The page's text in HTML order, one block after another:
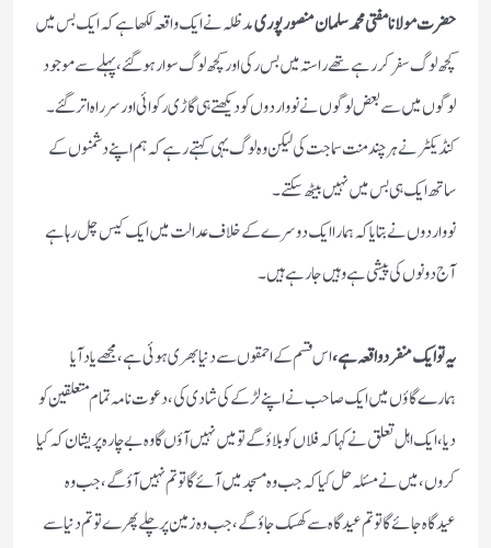
حضرت مولانا مفتی محمد سلمان منصور پوریمدظلہ نے ایک واقعہ لکھا ہے کہ ایک بس میں
کچھ لوگ سفر کررہے تھے راستہ میں بس رکی اور کچھ لوگ سوار ہوگئے، پہلے سے موجود
لوگوں میں سے بعض لوگوں نے نو واردوں کو دیکھتے ہی گاڑی رکوائی اور سر راہ اترگئے۔
کنڈیکٹر نے ہرچند منت سماجت کی لیکن وہ لوگ یہی کہتے رہے کہ ہم اپنے دشمنوں کے
ساتھ ایک ہی بس میں نہیں بیٹھ سکتے۔
نوواردوں نے بتایا کہ ہمارا ایک دوسرے کے خلاف عدالت میں ایک کیس چل رہا ہے
آج دونوں کی پیشی ہے وہیں جارہے ہیں۔
یہ تو ایک منفرد واقعہ ہے،اس قسم کے احمقوں سے دنیا بھری ہوئی ہے، مجھے یاد آیا
ہمارے گاؤں میں ایک صاحب نے اپنے لڑکے کی شادی کی، دعوت نامہ تمام متعلقین کو
دیا، ایک اہل تعلق نے کہا کہ فلاں کوبلاؤگے تو میں نہیں آؤں گا وہ بے چارہ پریشان کہ کیا
کروں، میں نے مسئلہ حل کیا کہ جب وہ مسجد میں آئے گاتوتم نہیں آؤ گے، جب وہ
عیدگاہ جائے گا تو تم عیدگاہ سے کھسک جاؤ گے، جب وہ زمین پر چلے پھرے توتم دنیا سے